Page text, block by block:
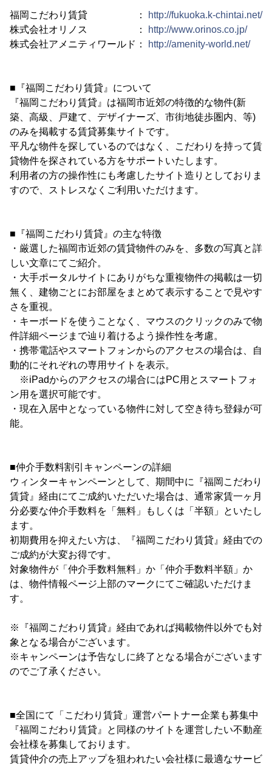
福岡こだわり賃貸 ：
http://fukuoka.k-chintai.net/
株式会社オリノス ：
http://www.orinos.co.jp/
株式会社アメニティワールド：
http://amenity-world.net/
■『福岡こだわり賃貸』について
『福岡こだわり賃貸』は福岡市近郊の特徴的な物件(新
築、高級、戸建て、デザイナーズ、市街地徒歩圏内、等)
のみを掲載する賃貸募集サイトです。
平凡な物件を探しているのではなく、こだわりを持って賃
貸物件を探されている方をサポートいたします。
利用者の方の操作性にも考慮したサイト造りとしておりま
すので、ストレスなくご利用いただけます。
■『福岡こだわり賃貸』の主な特徴
・厳選した福岡市近郊の賃貸物件のみを、多数の写真と詳
しい文章にてご紹介。
・大手ポータルサイトにありがちな重複物件の掲載は一切
無く、建物ごとにお部屋をまとめて表示することで見やす
さを重視。
・キーボードを使うことなく、マウスのクリックのみで物
件詳細ページまで辿り着けるよう操作性を考慮。
・携帯電話やスマートフォンからのアクセスの場合は、自
動的にそれぞれの専用サイトを表示。
※iPadからのアクセスの場合にはPC用とスマートフォ
ン用を選択可能です。
・現在入居中となっている物件に対して空き待ち登録が可
能。
■仲介手数料割引キャンペーンの詳細
ウィンターキャンペーンとして、期間中に『福岡こだわり
賃貸』経由にてご成約いただいた場合は、通常家賃一ヶ月
分必要な仲介手数料を「無料」もしくは「半額」といたし
ます。
初期費用を抑えたい方は、『福岡こだわり賃貸』経由での
ご成約が大変お得です。
対象物件が「仲介手数料無料」か「仲介手数料半額」か
は、物件情報ページ上部のマークにてご確認いただけま
す。
※『福岡こだわり賃貸』経由であれば掲載物件以外でも対
象となる場合がございます。
※キャンペーンは予告なしに終了となる場合がございます
のでご了承ください。
■全国にて「こだわり賃貸」運営パートナー企業も募集中
『福岡こだわり賃貸』と同様のサイトを運営したい不動産
会社様を募集しております。
賃貸仲介の売上アップを狙われたい会社様に最適なサービ